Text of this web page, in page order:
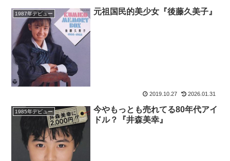
1987年デビュー 元祖国民的美少女『後藤久美子』
2019.10.27 2026.01.31
1985年デビュー
今やもっとも売れてる80年代アイ
ドル？『井森美幸』